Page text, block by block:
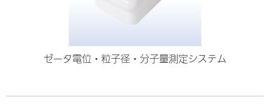
ゼータ電位・粒子径・分子量測定システム